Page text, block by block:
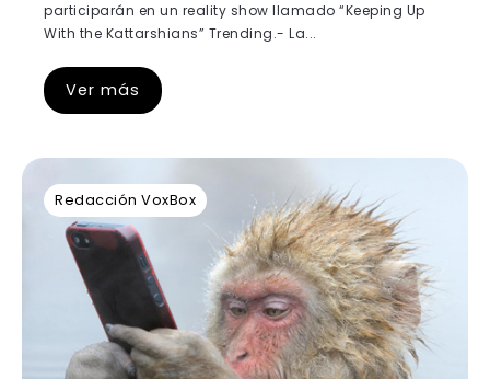
participarán en un reality show llamado “Keeping Up
With the Kattarshians” Trending.- La...
Ver más
Redacción VoxBox